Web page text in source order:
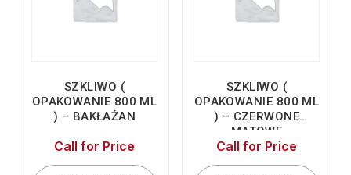
SZKLIWO (
OPAKOWANIE 800 ML
) – BAKŁAŻAN
Call for Price
SZKLIWO (
OPAKOWANIE 800 ML
) – CZERWONE
MATOWE
Call for Price